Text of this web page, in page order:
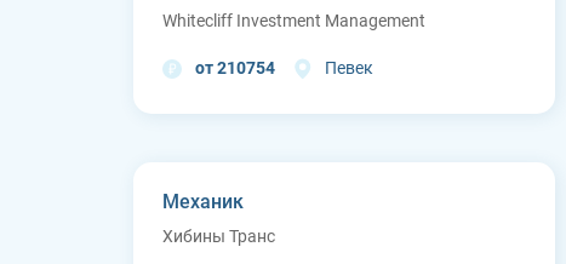
Whitecliff Investment Management
от 210754 Певек
Механик
Хибины Транс